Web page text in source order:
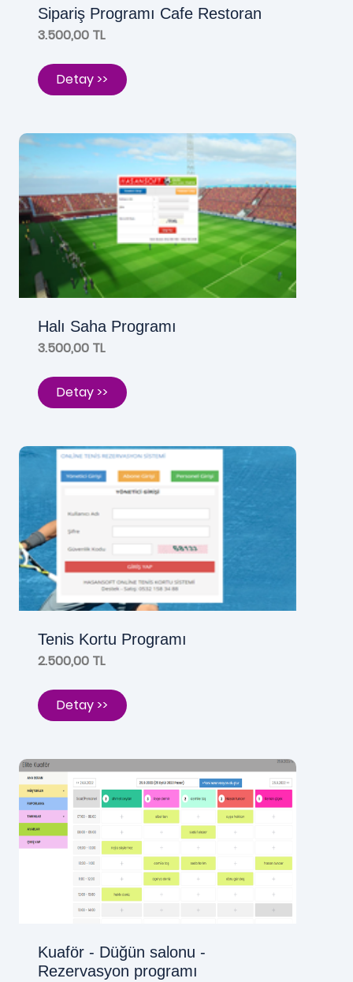
Sipariş Programı Cafe Restoran
3.500,00 TL
Detay >>
Halı Saha Programı
3.500,00 TL
Detay >>
Tenis Kortu Programı
2.500,00 TL
Detay >>
Kuaför - Düğün salonu -
Rezervasyon programı